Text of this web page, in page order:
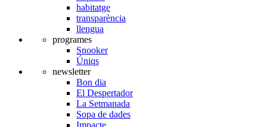
habitatge
transparència
llengua
programes
Snooker
Úniqs
newsletter
Bon dia
El Despertador
La Setmanada
Sopa de dades
Impacte